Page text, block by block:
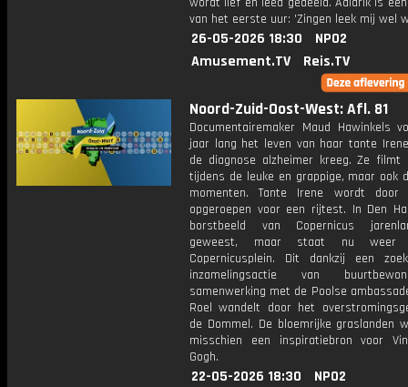
van het eerste uur: 'Zingen leek mij wel
26-05-2026 18:30
NPO2
Amusement.TV
Reis.TV
Noord-Zuid-Oost-West: Afl. 81
Documentairemaker Maud Hawinkels
jaar lang het leven van haar tante
de diagnose alzheimer kreeg. Ze filmt
tijdens de leuke en grappige, maar ook
momenten. Tante Irene wordt door
opgeroepen voor een rijtest. In Den
borstbeeld van Copernicus
geweest, maar staat nu
Copernicusplein. Dit dankzij een
inzamelingsactie van
samenwerking met de Poolse
Roel wandelt door het
de Dommel. De bloemrijke graslanden
misschien een inspiratiebron voor
Gogh.
22-05-2026 18:30
NPO2